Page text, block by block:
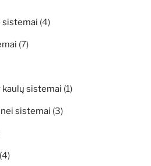
sistemai (4)
(7)
sistemai (1)
sistemai (3)
(4)